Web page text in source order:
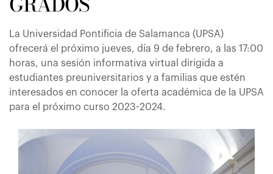
La Universidad Pontificia de Salamanca (UPSA)
ofrecerá el próximo jueves, día 9 de febrero, a las 17:00
horas, una sesión informativa virtual dirigida a
estudiantes preuniversitarios y a familias que estén
interesados en conocer la oferta académica de la UPSA
para el próximo curso 2023-2024.